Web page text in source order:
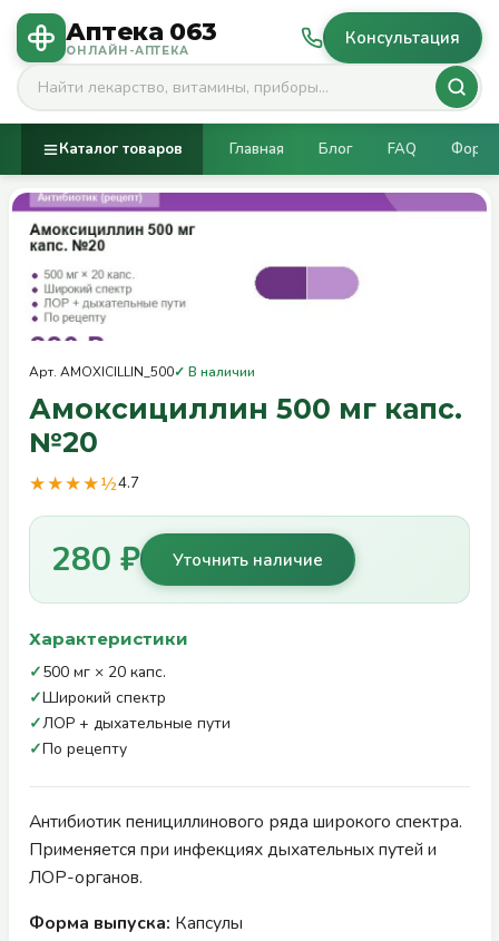
Аптека 063
ОНЛАЙН-АПТЕКА
Консультация
Каталог товаров Главная Блог FAQ Форум
РЕЦЕПТ
Арт. AMOXICILLIN_500✓ В наличии
Амоксициллин 500 мг капс.
№20
★★★★½4.7
280 ₽ Уточнить наличие
Характеристики
✓500 мг × 20 капс.
✓Широкий спектр
✓ЛОР + дыхательные пути
✓По рецепту
Антибиотик пенициллинового ряда широкого спектра.
Применяется при инфекциях дыхательных путей и
ЛОР-органов.
Форма выпуска: Капсулы